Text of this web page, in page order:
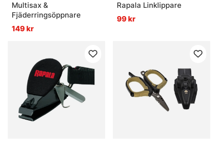
Multisax &
Fjäderringsöppnare
149 kr
Rapala Linklippare
99 kr